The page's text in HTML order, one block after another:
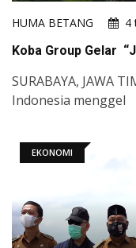
HUMA BETANG
4
Koba Group Gelar
SURABAYA, JAWA
Indonesia menggel
EKONOMI